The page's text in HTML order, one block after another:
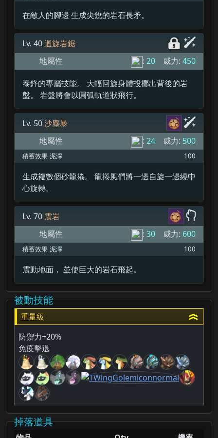
在敵人的腳邊 生成尖銳的岩石長矛。
Lv. 40迴旋岩鋸
地屬性
: 20 威力: 450
泰鋒的專屬技能。 大幅回旋身體投擲出背後的岩
盤。 岩盤將會以圓弧軌道狀飛行。
Lv. 50沙塵暴
地屬性
: 24 威力: 500
積蓄效果 泥濘 100
生成複數個砂龍捲。 龍捲風們將一邊自旋一邊繞中
心旋轉。
Lv. 70 震岩
地屬性
: 30 威力: 600
積蓄效果 泥濘 100
震動地面， 並使巨大的岩石飛起。
被動技能
重量級
防禦力+20%
免疫擊退
掉落道具